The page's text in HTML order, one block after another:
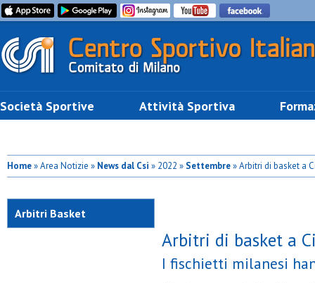
Società Sportive Attività Sportiva
Home» Area Notizie » News dal Csi » 2022 » Settembre» Arbitri di basket a
Arbitri Basket
Arbitri di basket a
I fischietti milanesi